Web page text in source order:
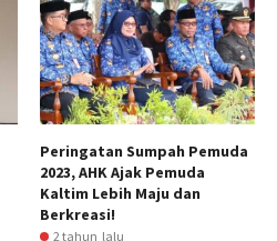
Peringatan Sumpah Pemuda
2023, AHK Ajak Pemuda
Kaltim Lebih Maju dan
Berkreasi!
2 tahun lalu